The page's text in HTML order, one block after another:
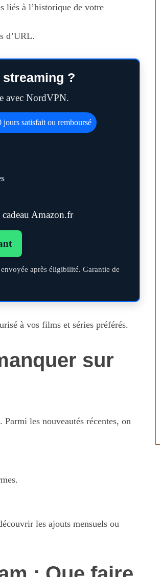
liés à l’historique de votre
d’URL.
?
avec NordVPN.
jours satisfait ou remboursé
Amazon.fr
après éligibilité. Garantie de
à vos films et séries préférés.
sur
les nouveautés récentes, on
les ajouts mensuels ou